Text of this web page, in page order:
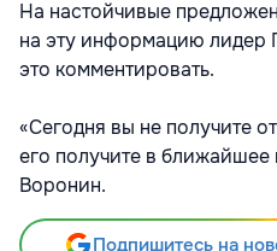
На настойчивые
на эту информацию лидер
это комментировать.
«Сегодня вы не получите
его получите в ближайшее
Воронин.
Подпишитесь на